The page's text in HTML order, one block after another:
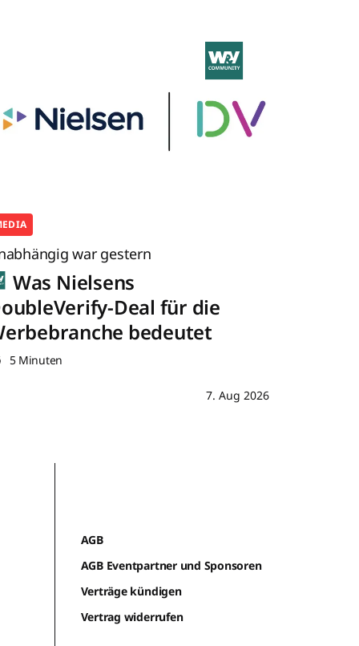
war gestern
Was Nielsens
Deal für die
bedeutet
5 Minuten
7. Aug 2026
AGB
AGB Eventpartner und Sponsoren
Verträge kündigen
Vertrag widerrufen